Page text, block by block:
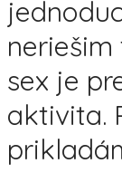
neriešim
sex je
aktivita.